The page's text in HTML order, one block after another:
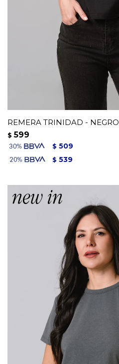
REMERA TRINIDAD - NEGRO
$ 599
$ 509
$ 539